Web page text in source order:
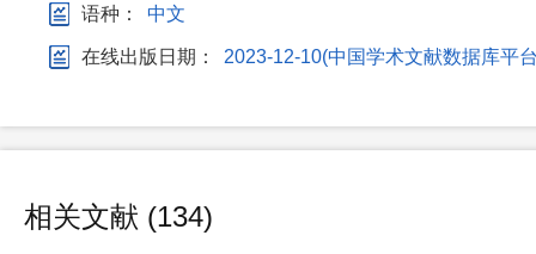
语种： 中文
在线出版日期： 2023-12-10(中国学术文献数据库平
相关文献 (134)